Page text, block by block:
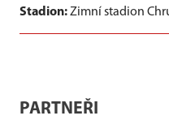
Stadion:Zimní stadion
PARTNEŘI